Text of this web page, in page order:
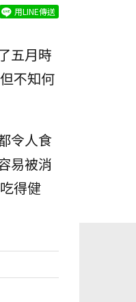
用LINE傳送
五月時
不知何
令人食
易被消
得健